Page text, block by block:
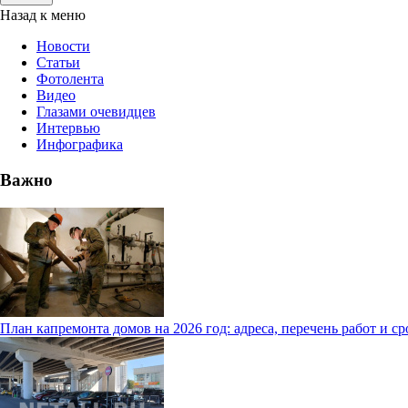
Назад к меню
Новости
Статьи
Фотолента
Видео
Глазами очевидцев
Интервью
Инфографика
Важно
План капремонта домов на 2026 год: адреса, перечень работ и